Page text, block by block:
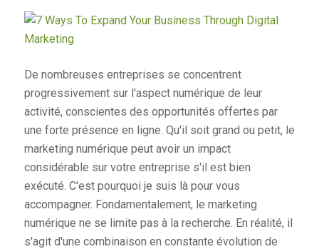
De nombreuses entreprises se concentrent
progressivement sur l'aspect numérique de leur
activité, conscientes des opportunités offertes par
une forte présence en ligne. Qu'il soit grand ou petit, le
marketing numérique peut avoir un impact
considérable sur votre entreprise s'il est bien
exécuté. C'est pourquoi je suis là pour vous
accompagner. Fondamentalement, le marketing
numérique ne se limite pas à la recherche. En réalité, il
s'agit d'une combinaison en constante évolution de